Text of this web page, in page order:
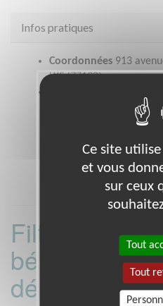
Infos pratiques
Coordonnées 913
LYS (77190)
contacter par téléphone
d'activités afin de fixer
0617244394Samu
Filtrer les
bénévoles
département
Ce site
et vous
sur ceux
Tout
Tout